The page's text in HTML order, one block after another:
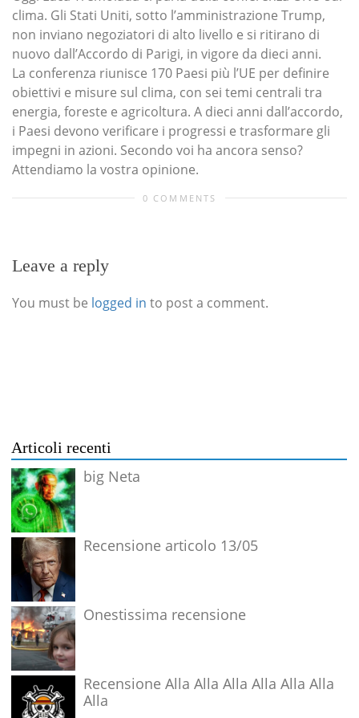
clima. Gli Stati Uniti, sotto l’amministrazione Trump,
non inviano negoziatori di alto livello e si ritirano di
nuovo dall’Accordo di Parigi, in vigore da dieci anni.
La conferenza riunisce 170 Paesi più l’UE per definire
obiettivi e misure sul clima, con sei temi centrali tra
energia, foreste e agricoltura. A dieci anni dall’accordo,
i Paesi devono verificare i progressi e trasformare gli
impegni in azioni. Secondo voi ha ancora senso?
Attendiamo la vostra opinione.
0 COMMENTS
Leave a reply
You must be logged in to post a comment.
Articoli recenti
big Neta
Recensione articolo 13/05
Onestissima recensione
Recensione Alla Alla Alla Alla Alla Alla
Alla